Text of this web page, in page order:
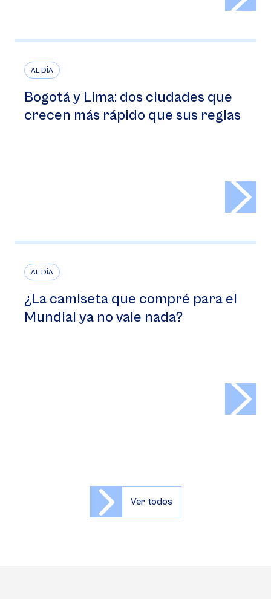
AL DÍA
Bogotá y Lima: dos ciudades que
crecen más rápido que sus reglas
AL DÍA
¿La camiseta que compré para el
Mundial ya no vale nada?
Ver todos